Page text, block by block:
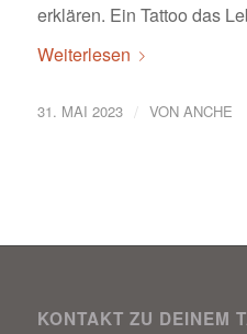
erklären. Ein Tattoo das
Weiterlesen
31. MAI 2023 / VON ANCHE
KONTAKT ZU DEINEM